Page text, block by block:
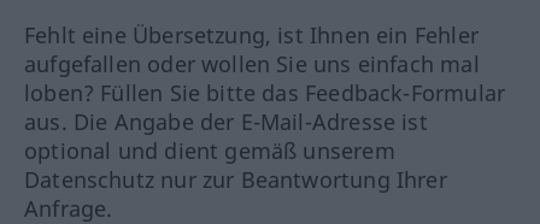
Fehlt eine Übersetzung, ist Ihnen ein Fehler
aufgefallen oder wollen Sie uns einfach mal
loben? Füllen Sie bitte das Feedback-Formular
aus. Die Angabe der E-Mail-Adresse ist
optional und dient gemäß unserem
Datenschutz nur zur Beantwortung Ihrer
Anfrage.